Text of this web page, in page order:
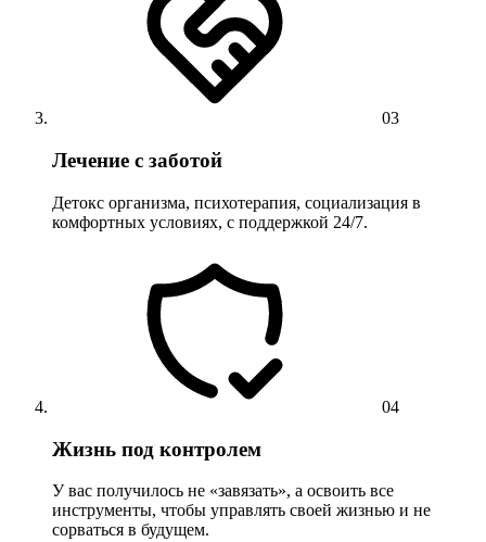
03
Лечение с заботой
Детокс организма, психотерапия, социализация в
комфортных условиях, с поддержкой 24/7.
04
Жизнь под контролем
У вас получилось не «завязать», а освоить все
инструменты, чтобы управлять своей жизнью и не
сорваться в будущем.